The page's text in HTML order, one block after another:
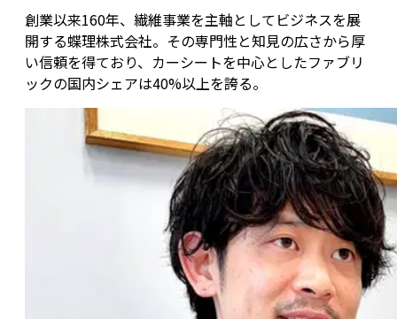
創業以来160年、繊維事業を主軸としてビジネスを展
開する蝶理株式会社。その専門性と知見の広さから厚
い信頼を得ており、カーシートを中心としたファブリ
ックの国内シェアは40%以上を誇る。